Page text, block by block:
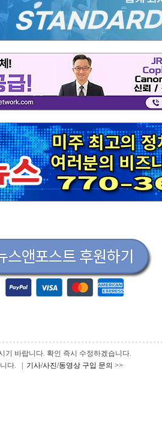
기 바랍니다. 확인 즉시 수정하겠습니다.
니다. | 기사/사진/동영상 구입 문의 >>